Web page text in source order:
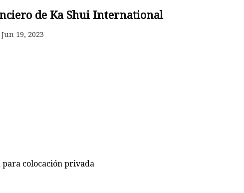
de Ka Shui International
Jun 19, 2023
colocación privada